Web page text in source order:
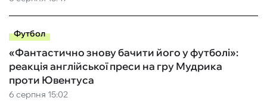
Футбол
6 серпня 15:02
«Фантастично знову бачити його у футболі»:
реакція англійської преси на гру Мудрика
проти Ювентуса